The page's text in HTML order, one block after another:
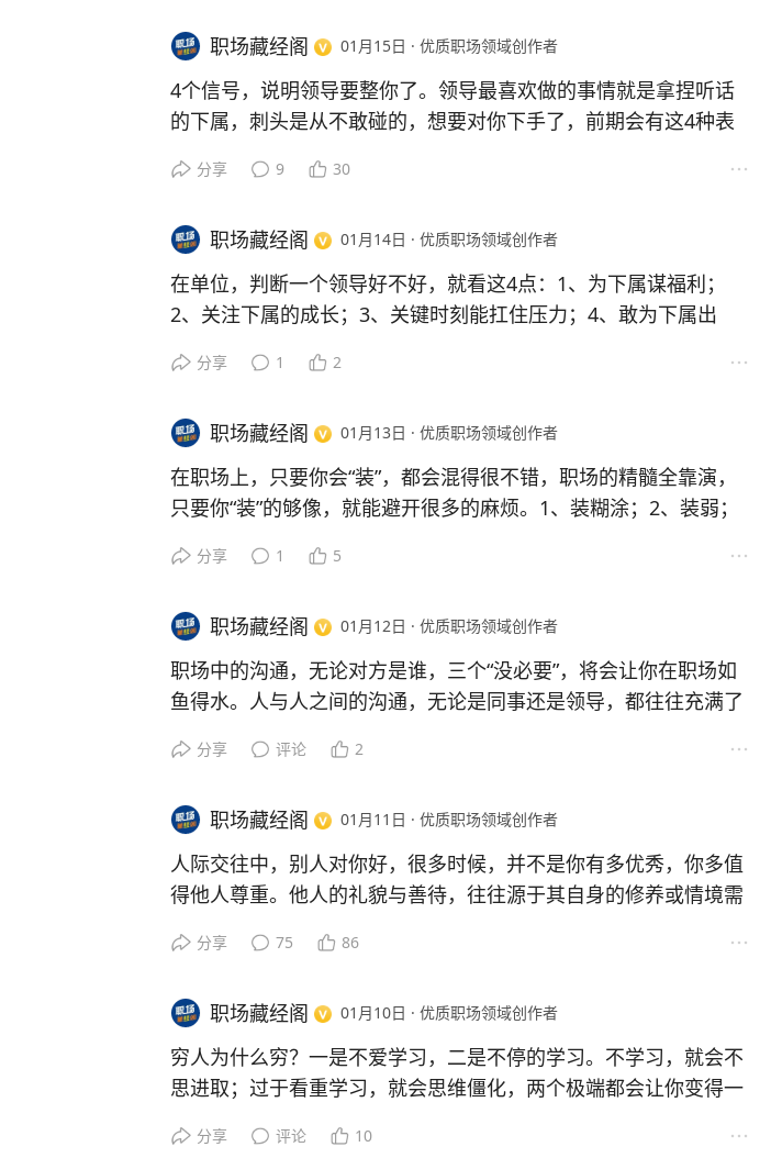
职场藏经阁 01月15日 · 优质职场领域创作者
4个信号，说明领导要整你了。领导最喜欢做的事情就是拿捏听话
的下属，刺头是从不敢碰的，想要对你下手了，前期会有这4种表
1、你工作表现优秀，但考核结果却变差了；
3、手上重要的工作变少了，多了一些不上道的杂活；
4、竟然当众批评你，把不该说的话都说了出来；
凡事种种，你就要多个心眼了，不要像个老黄牛一样低头猛干，看
能被边缘化，甚至是裁员。
分享 9 30
职场藏经阁 01月14日 · 优质职场领域创作者
在单位，判断一个领导好不好，就看这4点：1、为下属谋福利；
2、关注下属的成长；3、关键时刻能扛住压力；4、敢为下属出
当你进入职场，工作可以自己选，但领导真的自己没办法选，遇到
都是人模狗样的，欺负压榨下属，无所不用其极。有锅甩给下属
背，有功劳跟下属抢，用各种办法PUA下属。
不用看他的派头怎么样，不用看他的气场怎么样，哪怕他是精英中
定要做好保护自己的措施，留好工作中的一些证据，别被卖了还不
分享 1 2
职场藏经阁 01月13日 · 优质职场领域创作者
在职场上，只要你会“装”，都会混得很不错，职场的精髓全靠演，
只要你“装”的够像，就能避开很多的麻烦。1、装糊涂；2、装弱；
装糊涂，可以让你看清世态炎凉，尤其是在职场上，不知多少人想
是一种智慧。
装弱者，不是你没有这种能力，而是你不屑于去争。争一时的输赢
争，你划不来；争所谓的面子，更是可笑。示弱是你最好的保护
装忙，在职场上你不忙，你来干什么？职场就是一个忙碌的地方，
薪。让自己忙起来，至少看起来像很忙的样子。
和你一样穷，有30%比你还穷，别人感觉你穷，都不好意思开口
的，所以装穷可以让你守住钱财，免去破财之忧。
分享 1 5
职场藏经阁 01月12日 · 优质职场领域创作者
职场中的沟通，无论对方是谁，三个“没必要”，将会让你在职场如
鱼得水。人与人之间的沟通，无论是同事还是领导，都往往充满了
1、对错在心中，没必要去争。
3、沉默是金，没必要话太多。
分享 评论 2
职场藏经阁 01月11日 · 优质职场领域创作者
人际交往中，别人对你好，很多时候，并不是你有多优秀，你多值
得他人尊重。他人的礼貌与善待，往往源于其自身的修养或情境需
沾自喜，实则高估了自己在对方心中的分量。
气，自以为你面子多大，多了不起一样。认清现实，差距永远在那
里，千万不要有可以依靠，拉你一把的想法，当价值不对等，别人
永远不可能平白无故的帮你。
分享 75 86
职场藏经阁 01月10日 · 优质职场领域创作者
穷人为什么穷？一是不爱学习，二是不停的学习。不学习，就会不
思进取；过于看重学习，就会思维僵化，两个极端都会让你变得一
我发现我一直走不出困局的一个点，就是不停的学习，总想通过学
分享 评论 10